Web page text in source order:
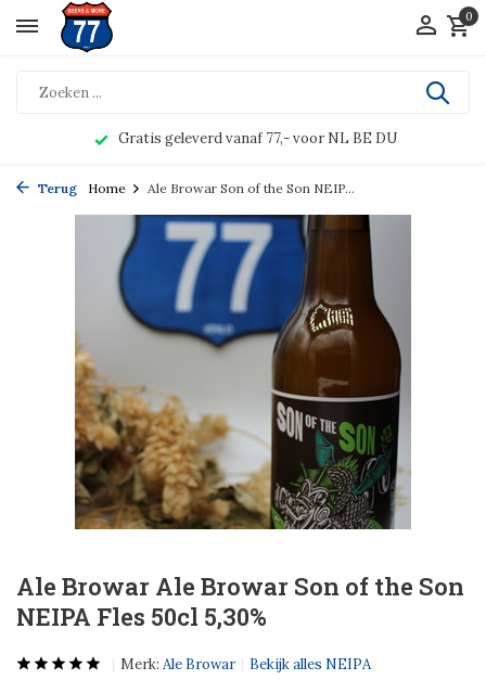
0
Gratis geleverd vanaf 77,- voor NL BE DU
Terug Home Ale Browar Son of the Son NEIP...
Ale Browar Ale Browar Son of the Son
NEIPA Fles 50cl 5,30%
Merk: Ale Browar Bekijk alles NEIPA